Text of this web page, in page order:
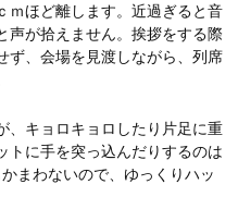
ｍほど離します。近過ぎると音
声が拾えません。挨拶をする際
ず、会場を見渡しながら、列席
、キョロキョロしたり片足に重
トに手を突っ込んだりするのは
まわないので、ゆっくりハッ